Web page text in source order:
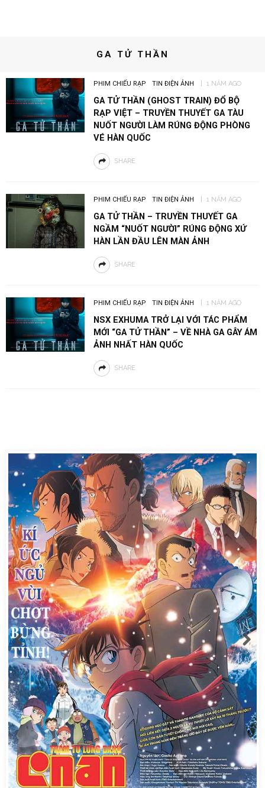
GA TỬ THẦN
PHIM CHIẾU RẠP TIN ĐIỆN ẢNH 1 NĂM AGO
GA TỬ THẦN (GHOST TRAIN) ĐỔ BỘ
RẠP VIỆT – TRUYỀN THUYẾT GA TÀU
NUỐT NGƯỜI LÀM RÚNG ĐỘNG PHÒNG
VÉ HÀN QUỐC
SHARE
PHIM CHIẾU RẠP TIN ĐIỆN ẢNH 1 NĂM AGO
GA TỬ THẦN – TRUYỀN THUYẾT GA
NGẦM “NUỐT NGƯỜI” RÚNG ĐỘNG XỨ
HÀN LẦN ĐẦU LÊN MÀN ẢNH
SHARE
PHIM CHIẾU RẠP TIN ĐIỆN ẢNH 1 NĂM AGO
NSX EXHUMA TRỞ LẠI VỚI TÁC PHẨM
MỚI “GA TỬ THẦN” – VỀ NHÀ GA GÂY ÁM
ẢNH NHẤT HÀN QUỐC
SHARE